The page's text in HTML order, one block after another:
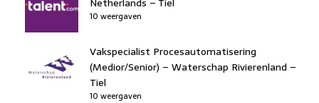
10 weergaven
Vakspecialist Procesautomatisering
(Medior/Senior) – Waterschap Rivierenland –
Tiel
10 weergaven